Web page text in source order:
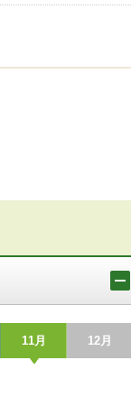
11月 12月